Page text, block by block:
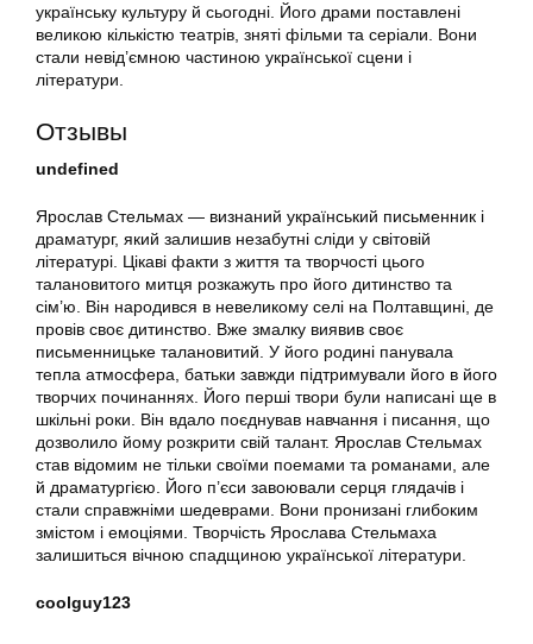
українську культуру й сьогодні. Його драми поставлені
великою кількістю театрів, зняті фільми та серіали. Вони
стали невід’ємною частиною української сцени і
літератури.
Отзывы
undefined
Ярослав Стельмах — визнаний український письменник і
драматург, який залишив незабутні сліди у світовій
літературі. Цікаві факти з життя та творчості цього
талановитого митця розкажуть про його дитинство та
сім’ю. Він народився в невеликому селі на Полтавщині, де
провів своє дитинство. Вже змалку виявив своє
письменницьке талановитий. У його родині панувала
тепла атмосфера, батьки завжди підтримували його в його
творчих починаннях. Його перші твори були написані ще в
шкільні роки. Він вдало поєднував навчання і писання, що
дозволило йому розкрити свій талант. Ярослав Стельмах
став відомим не тільки своїми поемами та романами, але
й драматургією. Його п’єси завоювали серця глядачів і
стали справжніми шедеврами. Вони пронизані глибоким
змістом і емоціями. Творчість Ярослава Стельмаха
залишиться вічною спадщиною української літератури.
coolguy123